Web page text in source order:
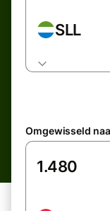
SLL
Omgewisseld